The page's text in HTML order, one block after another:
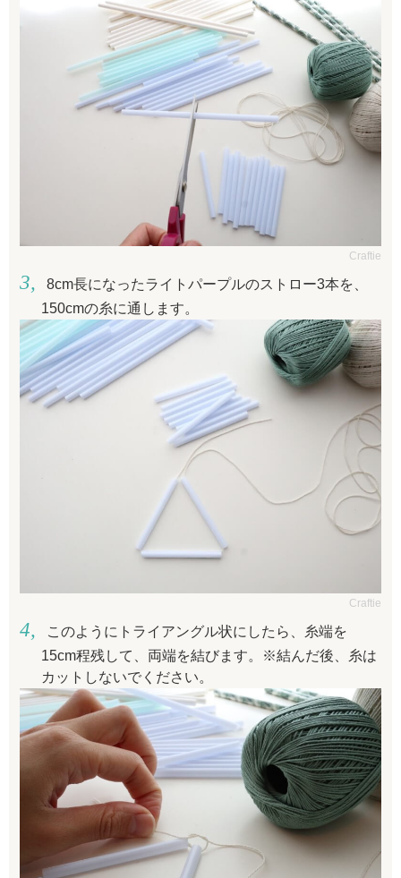
Craftie
8cm長になったライトパープルのストロー3本を、
150cmの糸に通します。
Craftie
このようにトライアングル状にしたら、糸端を
15cm程残して、両端を結びます。※結んだ後、糸は
カットしないでください。